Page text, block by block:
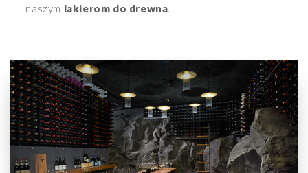
naszym lakierom do drewna.